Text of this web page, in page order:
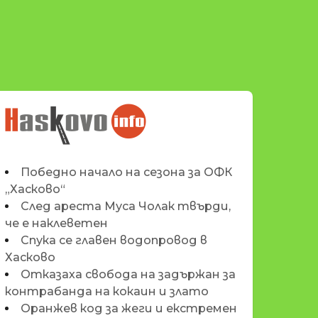
НОВИНИТЕ НА
HASKOVO.INFO
Победно начало на сезона за ОФК
„Хасково“
След ареста Муса Чолак твърди,
че е наклеветен
Спука се главен водопровод в
Хасково
Отказаха свобода на задържан за
контрабанда на кокаин и злато
Оранжев код за жеги и екстремен